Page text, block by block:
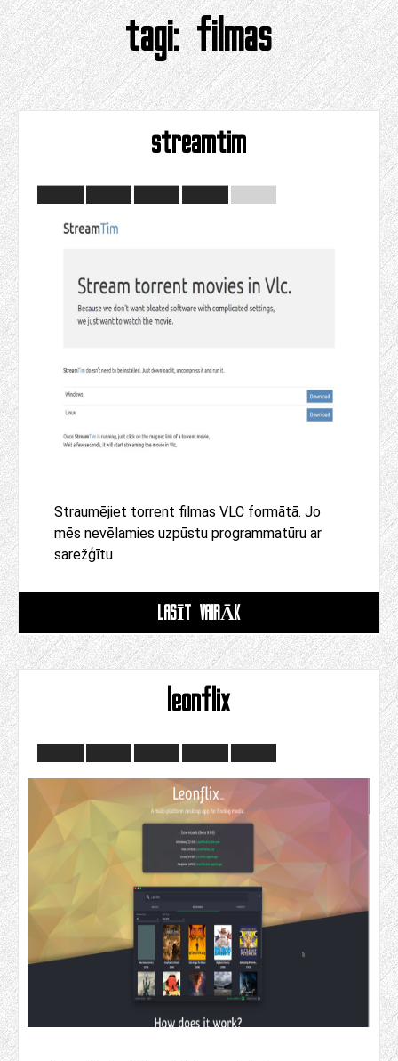
tagi:filmas
streamtim
Straumējiet torrent filmas VLC formātā. Jo
mēs nevēlamies uzpūstu programmatūru ar
sarežģītu
LASĪT VAIRĀK
leonflix